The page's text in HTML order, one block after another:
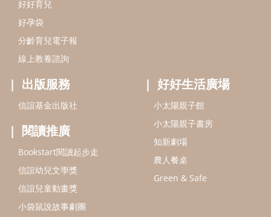
信誼幼兒文學獎
信誼兒童動畫獎
小袋鼠說故事劇團
service@hsin-yi.org.tw
信誼好好育兒
小太陽親子書房
(02)2396-5305轉2345 (週一～週五 9:00～18:00)
認識信誼 合作洽談 智慧財產權聲明
本網站建議使用IE9(含以上)或 Google Chrome 版本瀏覽器
信誼基金會/上誼文化實業股份有限公司 版權所有 ©